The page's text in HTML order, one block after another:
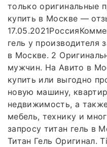
только оригинальные
купить в Москве —
гель у производителя
в Москве. 2
мужчин. На Авито в
купить или выгодно
новую машину,
недвижимость, а
мебель, технику и
запросу титан гель в
Титан Гель Оригинал.